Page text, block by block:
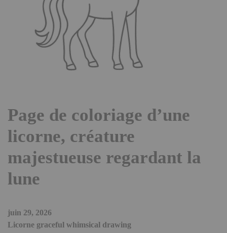
Page de coloriage d’une
licorne, créature
majestueuse regardant la
lune
juin 29, 2026
Licorne graceful whimsical drawing